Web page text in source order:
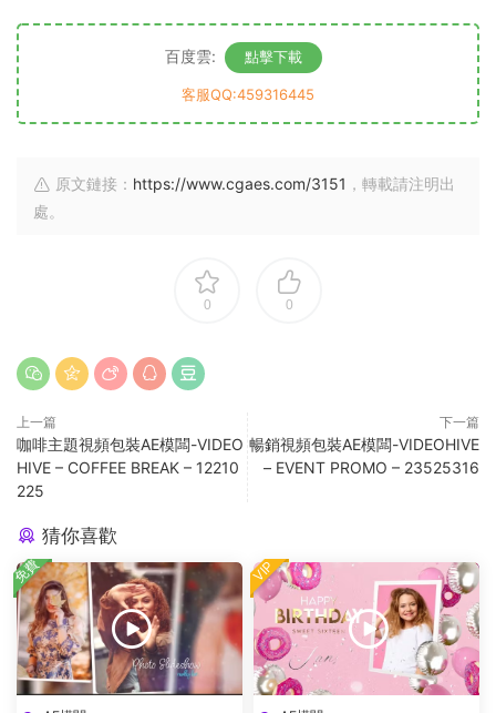
百度雲: 點擊下載
客服QQ:459316445
原文鏈接： https://www.cgaes.com/3151 ，轉載請注明出
處。
0 0
上一篇
咖啡主題視頻包裝AE模闆-VIDEO
HIVE – COFFEE BREAK – 12210
225
下一篇
暢銷視頻包裝AE模闆-VIDEOHIVE
– EVENT PROMO – 23525316
猜你喜歡
免費 VIP